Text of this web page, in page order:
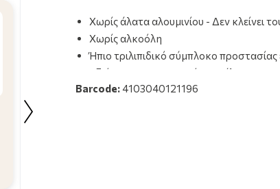
Χωρίς άλατα αλουμινίου - Δεν κλείνει
Χωρίς αλκοόλη
Ήπιο τριλιπιδικό σύμπλοκο
Αξιόπιστο αποσμητικό αποτέλεσμα
Η σύνθεσή του με Triethyl Citrate
Barcode:4103040121196